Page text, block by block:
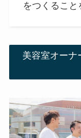
をつくること
美容室オーナ